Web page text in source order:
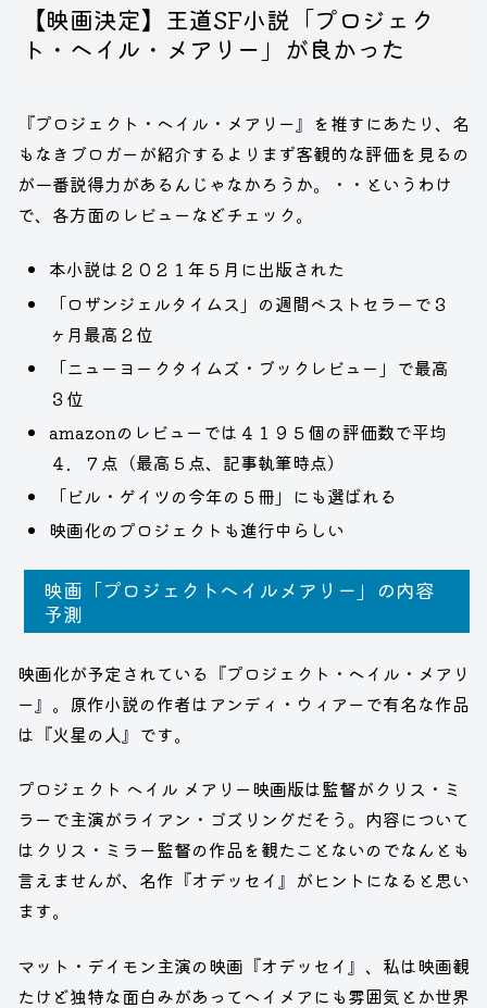
【映画決定】王道SF小説「プロジェク
ト・ヘイル・メアリー」が良かった
『プロジェクト・ヘイル・メアリー』を推すにあたり、名
もなきブロガーが紹介するよりまず客観的な評価を見るの
が一番説得力があるんじゃなかろうか。・・というわけ
で、各方面のレビューなどチェック。
本小説は２０２１年５月に出版された
「ロザンジェルタイムス」の週間ベストセラーで３
ヶ月最高２位
「ニューヨークタイムズ・ブックレビュー」で最高
３位
amazonのレビューでは４１９５個の評価数で平均
４．７点（最高５点、記事執筆時点）
「ビル・ゲイツの今年の５冊」にも選ばれる
映画化のプロジェクトも進行中らしい
映画「プロジェクトヘイルメアリー」の内容
予測
映画化が予定されている『プロジェクト・ヘイル・メアリ
ー』。原作小説の作者はアンディ・ウィアーで有名な作品
は『火星の人』です。
プロジェクト ヘイル メアリー映画版は監督がクリス・ミ
ラーで主演がライアン・ゴズリングだそう。内容について
はクリス・ミラー監督の作品を観たことないのでなんとも
言えませんが、名作『オデッセイ』がヒントになると思い
ます。
マット・デイモン主演の映画『オデッセイ』、私は映画観
たけど独特な面白みがあってヘイメアにも雰囲気とか世界